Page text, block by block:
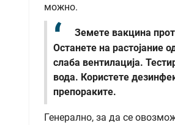
можно.
Земете вакцина
Останете на растојание
слаба вентилација.
вода. Користете
препораките.
Генерално, за да се